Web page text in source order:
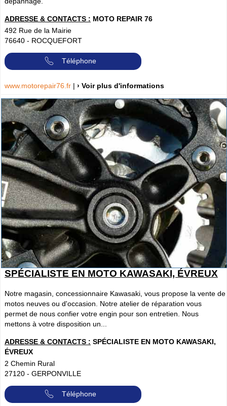
ADRESSE & CONTACTS : MOTO REPAIR 76
492 Rue de la Mairie
76640 - ROCQUEFORT
Téléphone
www.motorepair76.fr | › Voir plus d'informations
SPÉCIALISTE EN MOTO KAWASAKI, ÉVREUX
Notre magasin, concessionnaire Kawasaki, vous propose la vente de
motos neuves ou d'occasion. Notre atelier de réparation vous
permet de nous confier votre engin pour son entretien. Nous
mettons à votre disposition un...
ADRESSE & CONTACTS : SPÉCIALISTE EN MOTO KAWASAKI,
ÉVREUX
2 Chemin Rural
27120 - GERPONVILLE
Téléphone